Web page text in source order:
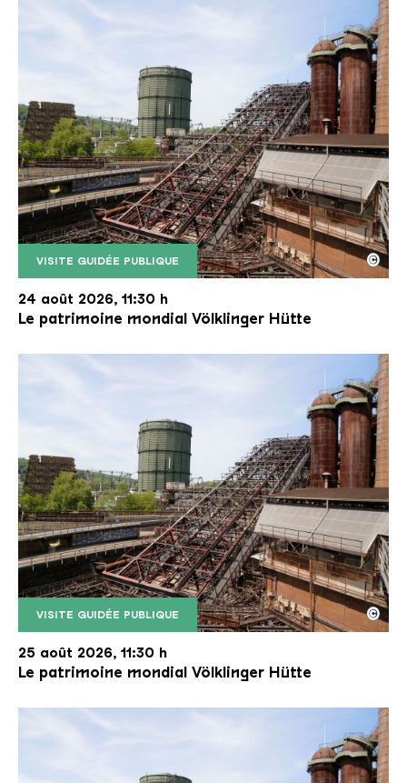
VISITE GUIDÉE PUBLIQUE
Le monte-charge incliné de la Völklinger Hütte
Copyright: Weltkulturerbe Völklinger Hütte | Karl
©
24 août 2026, 11:30 h
Le patrimoine mondial Völklinger Hütte
VISITE GUIDÉE PUBLIQUE
Le monte-charge incliné de la Völklinger Hütte
Copyright: Weltkulturerbe Völklinger Hütte | Karl
©
25 août 2026, 11:30 h
Le patrimoine mondial Völklinger Hütte